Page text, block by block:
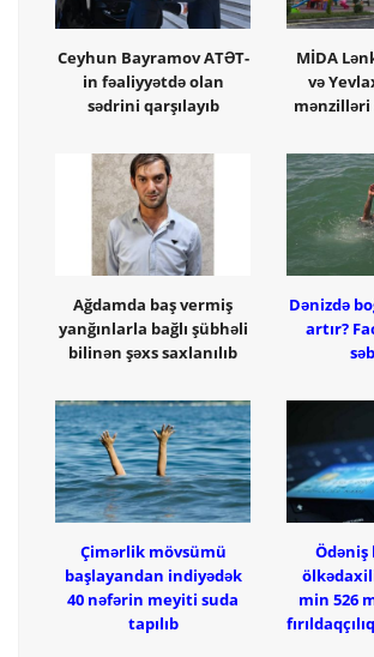
Ceyhun Bayramov ATƏT-
in fəaliyyətdə olan
sədrini qarşılayıb
MİDA
və
mənzilləri
Ağdamda baş vermiş
yanğınlarla bağlı şübhəli
bilinən şəxs saxlanılıb
Dənizdə
artır?
Çimərlik mövsümü
başlayandan indiyədək
40 nəfərin meyiti suda
tapılıb
Ödəniş
min 526